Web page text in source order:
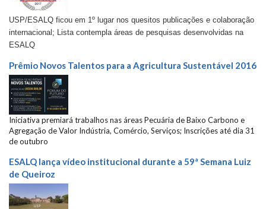
USP/ESALQ ficou em 1º lugar nos quesitos publicações e colaboração
internacional; Lista contempla áreas de pesquisas desenvolvidas na
ESALQ
Prêmio Novos Talentos para a Agricultura Sustentável 2016
Iniciativa premiará trabalhos nas áreas Pecuária de Baixo Carbono e
Agregação de Valor Indústria, Comércio, Serviços; Inscrições até dia 31
de outubro
ESALQ lança vídeo institucional durante a 59ª Semana Luiz
de Queiroz